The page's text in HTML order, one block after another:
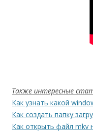
Также интересные
Как узнать какой
Как создать папку
Как открыть файл mkv